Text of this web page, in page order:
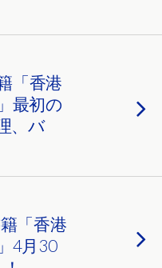
「香港
最初の
、バ
「香港
4月30